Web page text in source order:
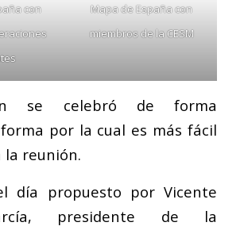
con
Mapa de España con
miembros de la CESM
se celebró de forma
por la cual es más fácil
la reunión.
día propuesto por Vicente
presidente de la